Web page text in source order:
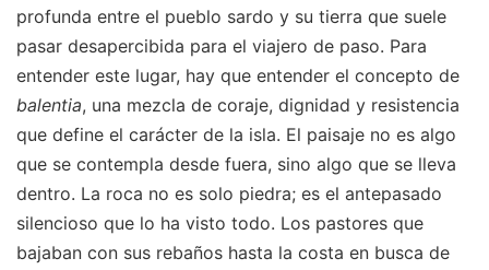
profunda entre el pueblo sardo y su tierra que suele
pasar desapercibida para el viajero de paso. Para
entender este lugar, hay que entender el concepto de
balentia, una mezcla de coraje, dignidad y resistencia
que define el carácter de la isla. El paisaje no es algo
que se contempla desde fuera, sino algo que se lleva
dentro. La roca no es solo piedra; es el antepasado
silencioso que lo ha visto todo. Los pastores que
bajaban con sus rebaños hasta la costa en busca de